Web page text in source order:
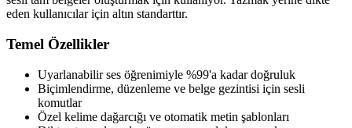
eden kullanıcılar için altın standarttır.
Temel Özellikler
Uyarlanabilir ses öğrenimiyle %99'a kadar doğruluk
Biçimlendirme, düzenleme ve belge gezintisi için sesli
komutlar
Özel kelime dağarcığı ve otomatik metin şablonları